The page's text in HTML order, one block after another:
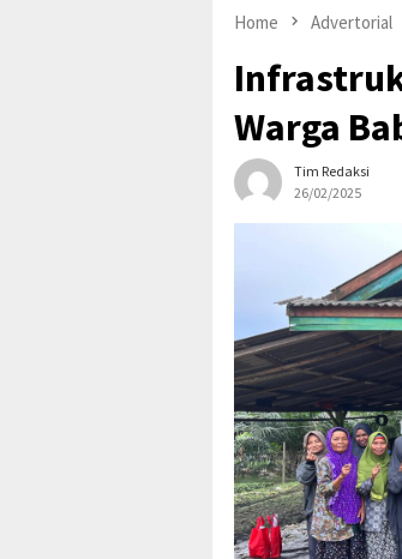
Home Advertorial
Warga
Tim Redaksi
26/02/2025